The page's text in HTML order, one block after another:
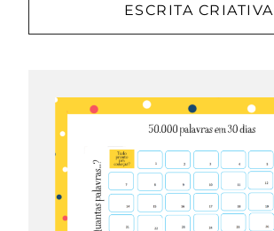
ESCRITA CRIATIVA